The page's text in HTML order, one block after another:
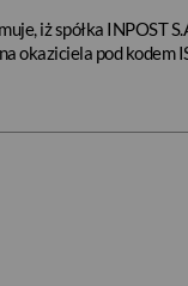
iż spółka INPOST
okaziciela pod